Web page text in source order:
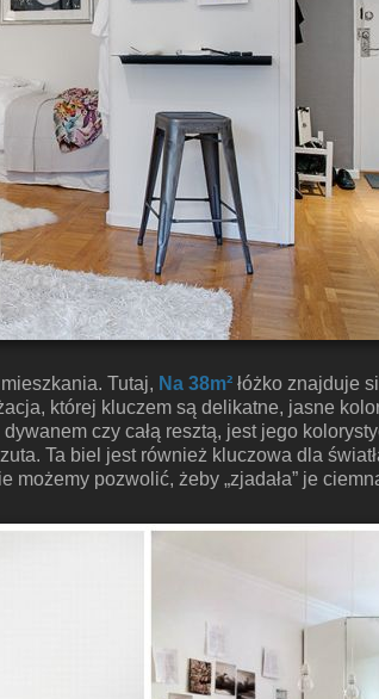
Tutaj, Na 38m² łóżko znajduje
której kluczem są delikatne, jasne
czy całą resztą, jest jego
Ta biel jest również kluczowa dla
możemy pozwolić, żeby „zjadała” je